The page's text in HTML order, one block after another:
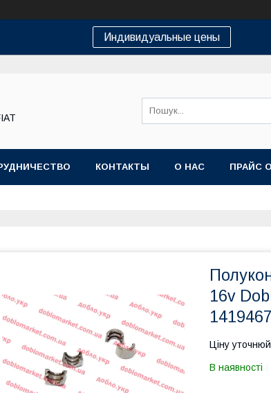
Индивидуальные цены
КОНТАКТЫ О НАС ПРАЙС
16v
Ціну
В наявності